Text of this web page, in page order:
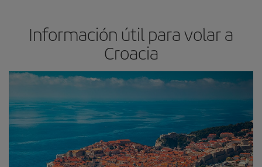
Información útil para volar a
Croacia